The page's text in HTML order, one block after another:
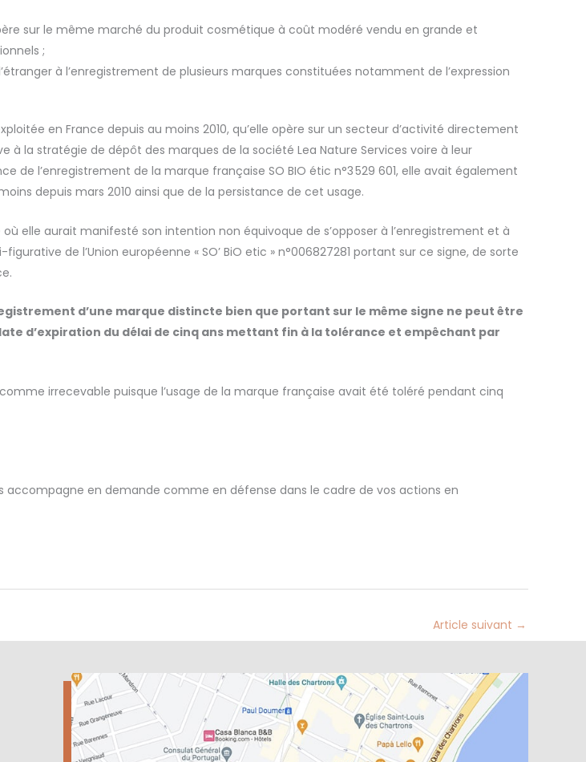
sur le même marché du produit cosmétique à coût modéré vendu en grande et
;
à l’enregistrement de plusieurs marques constituées notamment de l’expression
en France depuis au moins 2010, qu’elle opère sur un secteur d’activité directement
la stratégie de dépôt des marques de la société Lea Nature Services voire à leur
de l’enregistrement de la marque française SO BIO étic n°3529 601, elle avait également
depuis mars 2010 ainsi que de la persistance de cet usage.
elle aurait manifesté son intention non équivoque de s’opposer à l’enregistrement et à
de l’Union européenne « SO’ BiO etic » n°006827281 portant sur ce signe, de sorte
d’une marque distincte bien que portant sur le même signe ne peut être
d’expiration du délai de cinq ans mettant fin à la tolérance et empêchant par
irrecevable puisque l’usage de la marque française avait été toléré pendant cinq
accompagne en demande comme en défense dans le cadre de vos actions en
Article suivant →